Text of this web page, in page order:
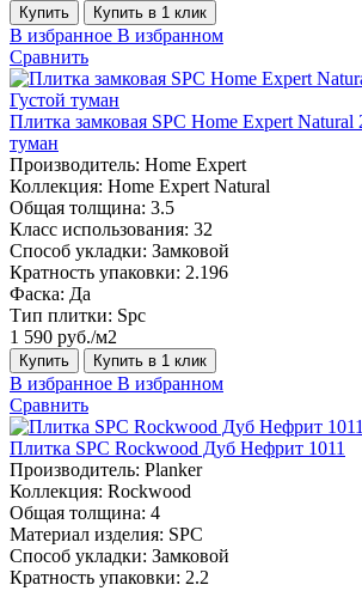
Купить Купить в 1 клик
В избранное В избранном
Сравнить
Плитка замковая SPC Home Expert Natural
туман
Производитель: Home Expert
Коллекция: Home Expert Natural
Общая толщина: 3.5
Класс использования: 32
Способ укладки: Замковой
Кратность упаковки: 2.196
Фаска: Да
Тип плитки: Spc
1 590 руб./м2
Купить Купить в 1 клик
В избранное В избранном
Сравнить
Плитка SPC Rockwood Дуб Нефрит 1011
Производитель: Planker
Коллекция: Rockwood
Общая толщина: 4
Материал изделия: SPC
Способ укладки: Замковой
Кратность упаковки: 2.2